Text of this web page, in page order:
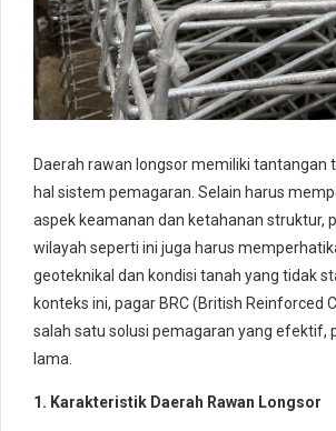
Daerah rawan longsor memiliki tantangan
hal sistem pemagaran. Selain harus
aspek keamanan dan ketahanan struktur,
wilayah seperti ini juga harus
geoteknikal dan kondisi tanah yang tidak
konteks ini, pagar BRC (British Reinforced
salah satu solusi pemagaran yang efektif,
lama.
1. Karakteristik Daerah Rawan Longsor